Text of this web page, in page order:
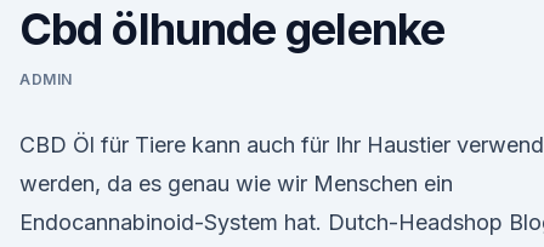
Cbd ölhunde gelenke
ADMIN
CBD Öl für Tiere kann auch für Ihr Haustier
werden, da es genau wie wir Menschen ein
Endocannabinoid-System hat. Dutch-Headshop